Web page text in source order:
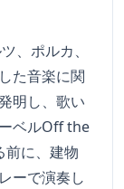
、ポルカ、
た音楽に関
明し、歌い
ベルOff the
前に、建物
ーで演奏し